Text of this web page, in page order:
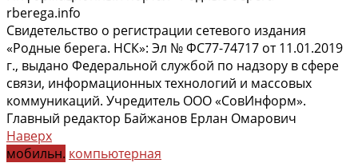
rberega.info
Свидетельство о регистрации сетевого издания
«Родные берега. НСК»: Эл № ФС77-74717 от 11.01.2019
г., выдано Федеральной службой по надзору в сфере
связи, информационных технологий и массовых
коммуникаций. Учредитель ООО «СовИнформ».
Главный редактор Байжанов Ерлан Омарович
Наверх
мобильн. компьютерная